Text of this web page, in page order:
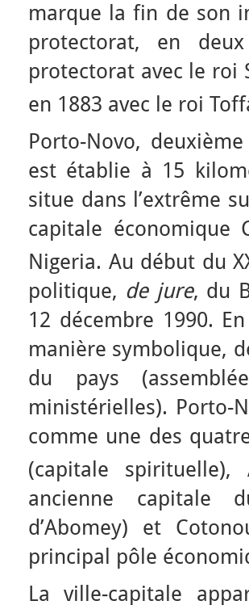
marque la fin de son
protectorat, en
protectorat avec le roi
en 1883 avec le roi
Porto-Novo,
est établie à 15
situe dans l’extrême
capitale
Nigeria. Au début du
politique, de jure, du
12 décembre 1990.
manière symbolique,
du pays
ministérielles). Porto-
comme une des
(capitale
ancienne capitale
d’Abomey) et
principal pôle
La ville-capitale